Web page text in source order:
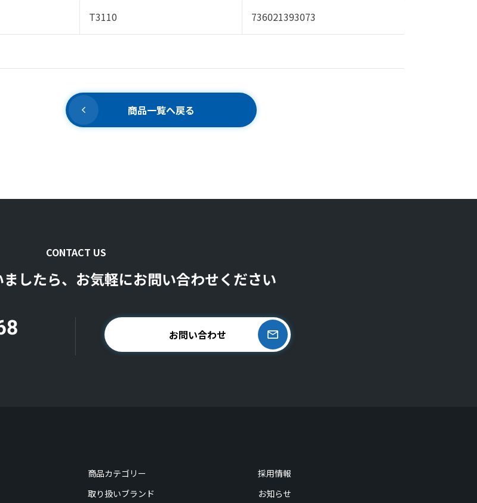
T3110 736021393073
商品一覧へ戻る
CONTACT US
したら、お気軽にお問い合わせください
お問い合わせ
商品カテゴリー
採用情報
取り扱いブランド
お知らせ